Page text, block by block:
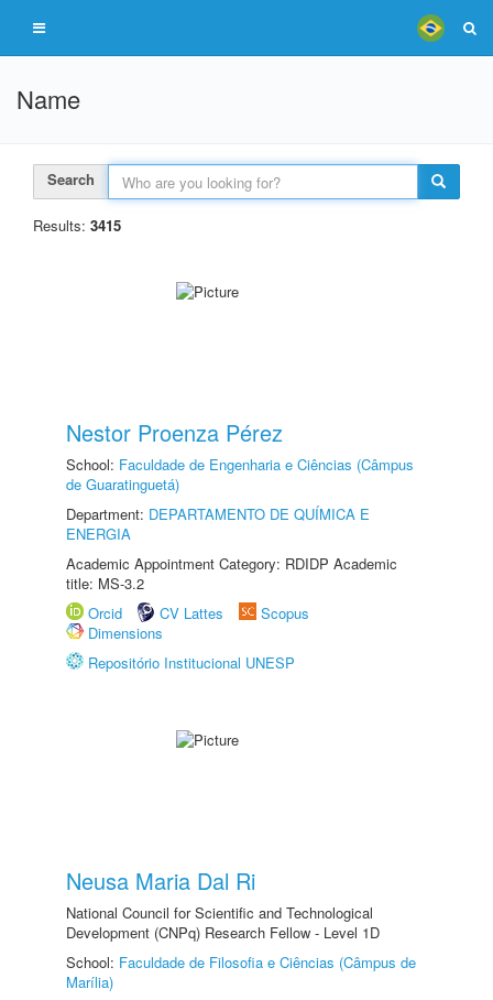
Name
Search
Results: 3415
Nestor Proenza Pérez
School: Faculdade de Engenharia e Ciências (Câmpus
de Guaratinguetá)
Department: DEPARTAMENTO DE QUÍMICA E
ENERGIA
Academic Appointment Category: RDIDP Academic
title: MS-3.2
Orcid
CV Lattes
Scopus
Dimensions
Repositório Institucional UNESP
Neusa Maria Dal Ri
National Council for Scientific and Technological
Development (CNPq) Research Fellow - Level 1D
School: Faculdade de Filosofia e Ciências (Câmpus de
Marília)